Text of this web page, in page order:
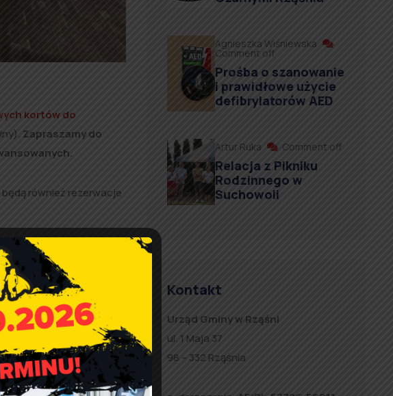
kortów do
Zapraszamy do
również rezerwacje
prywatności (w
hali
inwestycji to
Rząśnia to
Agnieszka Wiśniewska
Comment off
Prośba o szanowanie
i prawidłowe użycie
defibrylatorów AED
Artur Ruka Comment off
Relacja z Pikniku
Rodzinnego w
Suchowoli
Kontakt
Urząd Gminy w Rząśni
ul. 1 Maja 37
98 – 332 Rząśnia